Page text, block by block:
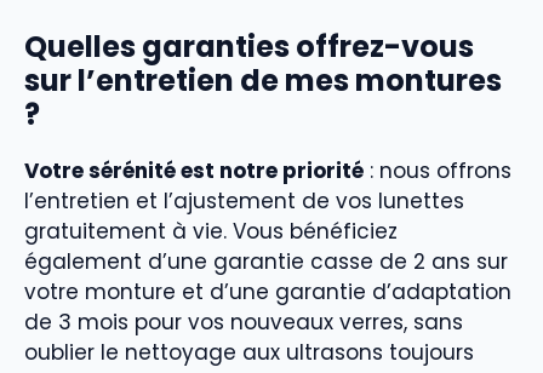
Quelles garanties offrez-vous
sur l’entretien de mes montures
?
Votre sérénité est notre priorité : nous offrons
l’entretien et l’ajustement de vos lunettes
gratuitement à vie. Vous bénéficiez
également d’une garantie casse de 2 ans sur
votre monture et d’une garantie d’adaptation
de 3 mois pour vos nouveaux verres, sans
oublier le nettoyage aux ultrasons toujours